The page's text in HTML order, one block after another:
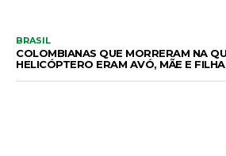
BRASIL
COLOMBIANAS QUE MORRERAM NA
HELICÓPTERO ERAM AVÓ, MÃE E FILHA